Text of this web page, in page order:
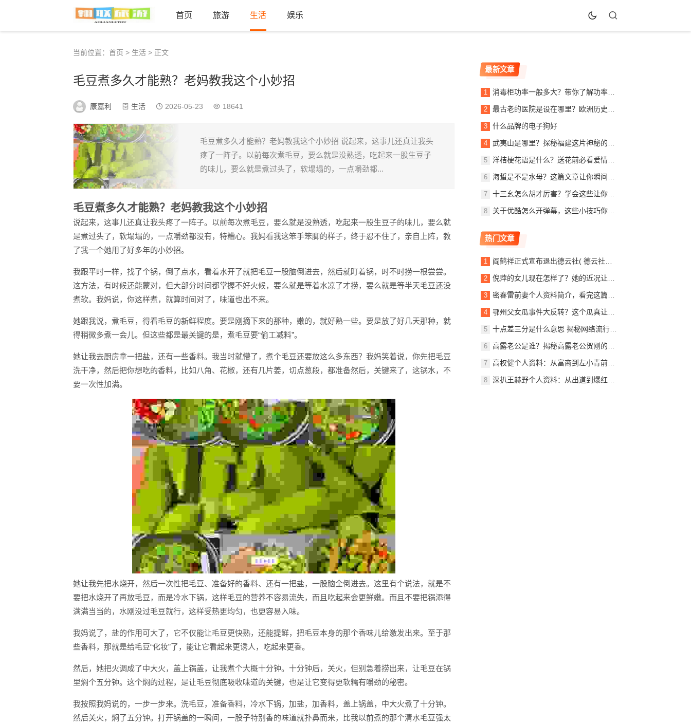
首页 旅游 生活 娱乐
当前位置： 首页 > 生活 > 正文
毛豆煮多久才能熟？老妈教我这个小妙招
康嘉利 生活 2026-05-23 18641
毛豆煮多久才能熟？老妈教我这个小妙招 说起来，这事儿还真让我头
疼了一阵子。以前每次煮毛豆，要么就是没熟透，吃起来一股生豆子
的味儿，要么就是煮过头了，软塌塌的，一点嚼劲都...
毛豆煮多久才能熟？老妈教我这个小妙招
说起来，这事儿还真让我头疼了一阵子。以前每次煮毛豆，要么就是没熟透，吃起来一股生豆子的味儿，要么就
是煮过头了，软塌塌的，一点嚼劲都没有，特糟心。我妈看我这笨手笨脚的样子，终于忍不住了，亲自上阵，教
了我一个她用了好多年的小妙招。
我跟平时一样，找了个锅，倒了点水，看着水开了就把毛豆一股脑倒进去，然后就盯着锅，时不时捞一根尝尝。
这方法，有时候还能蒙对，但大部分时间都掌握不好火候，要么就是等着水凉了才捞，要么就是等半天毛豆还没
煮软。我妈说，你这样煮，就算时间对了，味道也出不来。
她跟我说，煮毛豆，得看毛豆的新鲜程度。要是刚摘下来的那种，嫩的，就好熟一些。要是放了好几天那种，就
得稍微多煮一会儿。但这些都是最关键的是，煮毛豆要“偷工减料”。
她让我去厨房拿一把盐，还有一些香料。我当时就懵了，煮个毛豆还要放这么多东西？我妈笑着说，你先把毛豆
洗干净，然后把你想吃的香料，比如八角、花椒，还有几片姜，切点葱段，都准备然后，关键来了，这锅水，不
要一次性加满。
她让我先把水烧开，然后一次性把毛豆、准备好的香料、还有一把盐，一股脑全倒进去。这里有个说法，就是不
要把水烧开了再放毛豆，而是冷水下锅，这样毛豆的营养不容易流失，而且吃起来会更鲜嫩。而且不要把锅添得
满满当当的，水刚没过毛豆就行，这样受热更均匀，也更容易入味。
我妈说了，盐的作用可大了，它不仅能让毛豆更快熟，还能提鲜，把毛豆本身的那个香味儿给激发出来。至于那
些香料，那就是给毛豆“化妆”了，能让它看起来更诱人，吃起来更香。
然后，她把火调成了中大火，盖上锅盖，让我煮个大概十分钟。十分钟后，关火，但别急着捞出来，让毛豆在锅
里焖个五分钟。这个焖的过程，是让毛豆彻底吸收味道的关键，也是让它变得更软糯有嚼劲的秘密。
我按照我妈说的，一步一步来。洗毛豆，准备香料，冷水下锅，加盐，加香料，盖上锅盖，中大火煮了十分钟。
然后关火，焖了五分钟。打开锅盖的一瞬间，一股子特别香的味道就扑鼻而来，比我以前煮的那个清水毛豆强太
最新文章
消毒柜功率一般多大？带你了解功率背后的秘密！
最古老的医院是设在哪里？欧洲历史悠久的医疗机构介绍
什么品牌的电子狗好
武夷山是哪里？探秘福建这片神秘的旅游胜地
洋桔梗花语是什么？送花前必看爱情寓意解读
海蜇是不是水母？这篇文章让你瞬间明白！
十三幺怎么胡才厉害？学会这些让你成为高手
关于优酷怎么开弹幕，这些小技巧你一定要知道，让看剧更有味
热门文章
阎鹤祥正式宣布退出德云社( 德云社还能像以前一样吗)
倪萍的女儿现在怎样了？她的近况让人好奇！
密春雷前妻个人资料简介，看完这篇你就全知道了！
鄂州父女瓜事件大反转？这个瓜真让人吃惊！
十点差三分是什么意思 揭秘网络流行语的由来
高露老公是谁？揭秘高露老公贺刚的个人资料
高权健个人资料：从富商到左小青前夫的完整故事
深扒王赫野个人资料：从出道到爆红之路全记录！